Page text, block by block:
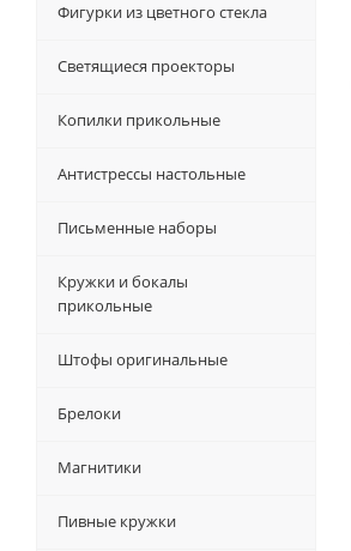
Фигурки из цветного стекла
Светящиеся проекторы
Копилки прикольные
Антистрессы настольные
Письменные наборы
Кружки и бокалы
прикольные
Штофы оригинальные
Брелоки
Магнитики
Пивные кружки